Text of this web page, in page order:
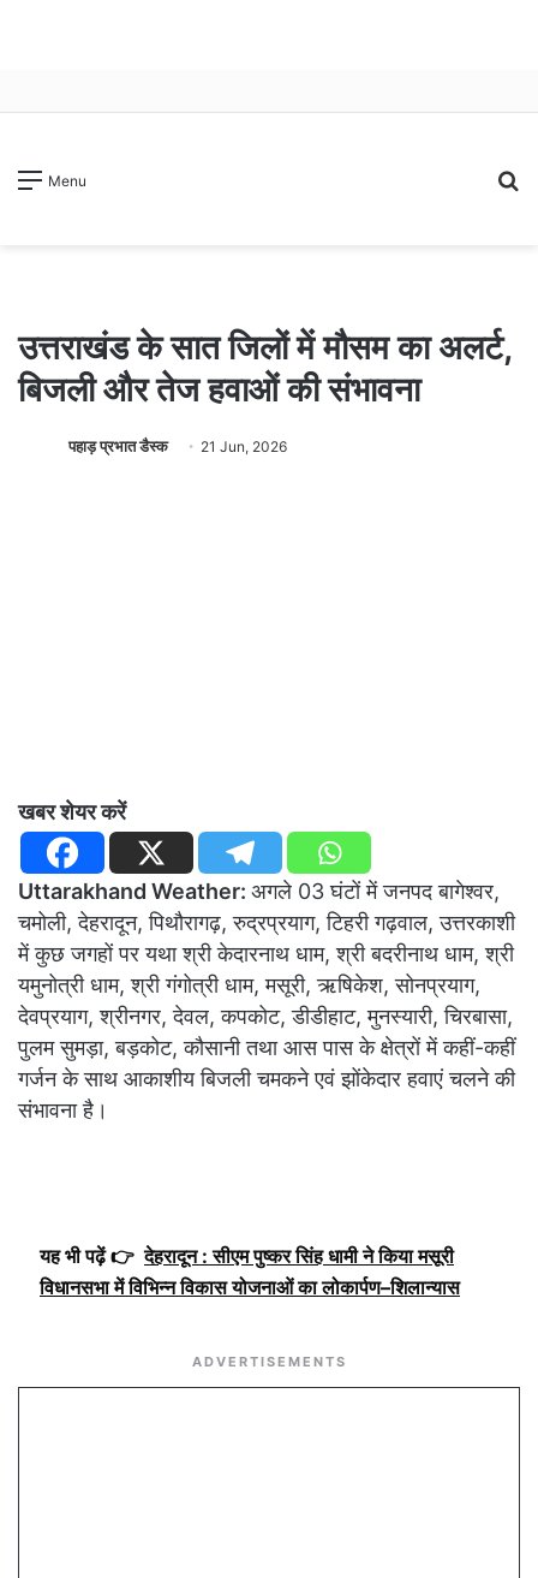
Menu
उत्तराखंड के सात जिलों में मौसम का अलर्ट,
बिजली और तेज हवाओं की संभावना
पहाड़ प्रभात डैस्क 21 Jun, 2026
खबर शेयर करें
Uttarakhand Weather: अगले 03 घंटों में जनपद बागेश्वर,
चमोली, देहरादून, पिथौरागढ़, रुद्रप्रयाग, टिहरी गढ़वाल, उत्तरकाशी
में कुछ जगहों पर यथा श्री केदारनाथ धाम, श्री बदरीनाथ धाम, श्री
यमुनोत्री धाम, श्री गंगोत्री धाम, मसूरी, ऋषिकेश, सोनप्रयाग,
देवप्रयाग, श्रीनगर, देवल, कपकोट, डीडीहाट, मुनस्यारी, चिरबासा,
पुलम सुमड़ा, बड़कोट, कौसानी तथा आस पास के क्षेत्रों में कहीं-कहीं
गर्जन के साथ आकाशीय बिजली चमकने एवं झोंकेदार हवाएं चलने की
संभावना है।
यह भी पढ़ें 👉 देहरादून : सीएम पुष्कर सिंह धामी ने किया मसूरी
विधानसभा में विभिन्न विकास योजनाओं का लोकार्पण–शिलान्यास
ADVERTISEMENTS